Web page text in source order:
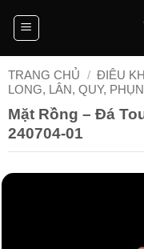
TRANG CHỦ / ĐIÊU
LONG, LÂN, QUY,
Mặt Rồng – Đá
240704-01